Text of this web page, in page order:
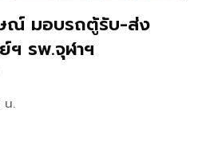
ณ์ มอบรถตู้รับ-ส่ง
ฯ รพ.จุฬาฯ
น.